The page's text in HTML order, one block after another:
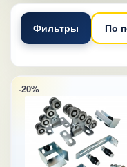
Фильтры
-20%